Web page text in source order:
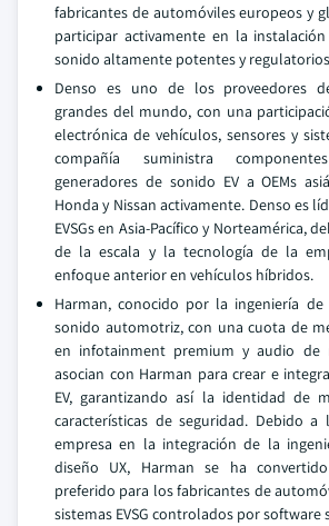
fabricantes de automóviles europeos y
participar activamente en la
sonido altamente potentes y regulatorios
Denso es uno de los proveedores
grandes del mundo, con una
electrónica de vehículos, sensores y
compañía suministra
generadores de sonido EV a OEMs
Honda y Nissan activamente. Denso es
EVSGs en Asia-Pacífico y Norteamérica,
de la escala y la tecnología de la
enfoque anterior en vehículos híbridos.
Harman, conocido por la ingeniería
sonido automotriz, con una cuota de
en infotainment premium y audio de
asocian con Harman para crear e
EV, garantizando así la identidad de
características de seguridad. Debido a
empresa en la integración de la
diseño UX, Harman se ha
preferido para los fabricantes de
sistemas EVSG controlados por software